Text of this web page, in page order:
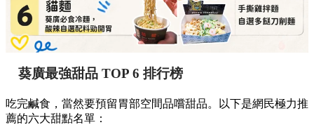
葵廣最強甜品 TOP 6 排行榜
吃完鹹食，當然要預留胃部空間品嚐甜品。以下是網民極力推
薦的六大甜點名單：